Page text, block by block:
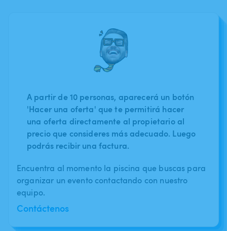
A partir de 10 personas, aparecerá un botón
'Hacer una oferta' que te permitirá hacer
una oferta directamente al propietario al
precio que consideres más adecuado. Luego
podrás recibir una factura.
Encuentra al momento la piscina que buscas para
organizar un evento contactando con nuestro
equipo.
Contáctenos